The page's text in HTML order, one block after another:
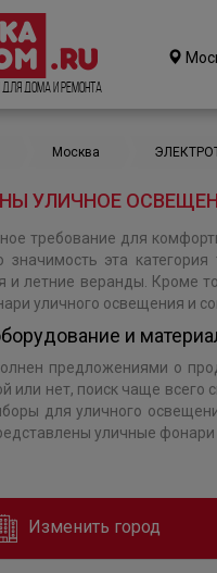
дома и ремонта
Москва
УЛИЧНОЕ
требование для
значимость эта
и летние веранды. Кроме
уличного освещения и
и
предложениями о
или нет, поиск чаще всего
для уличного
уличные
Изменить город